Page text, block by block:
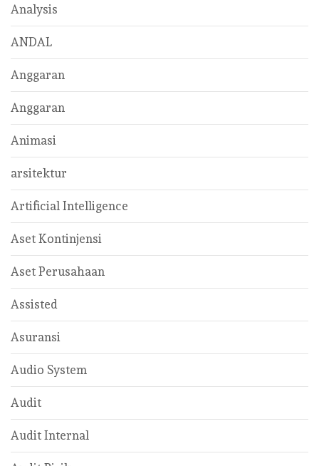
Analysis
ANDAL
Anggaran
Anggaran
Animasi
arsitektur
Artificial Intelligence
Aset Kontinjensi
Aset Perusahaan
Assisted
Asuransi
Audio System
Audit
Audit Internal